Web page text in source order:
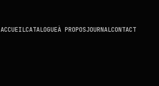
ACCUEILCATALOGUEÀ PROPOSJOURNALCONTACT